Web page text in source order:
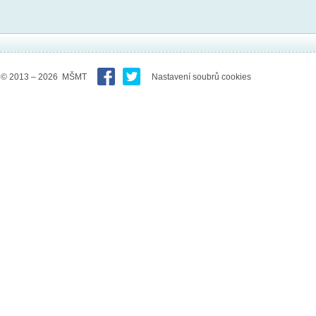
© 2013 – 2026 MŠMT Nastavení soubrů cookies